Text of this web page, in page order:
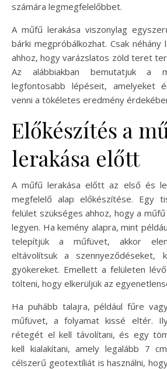
számára legmegfelelőbbet.
A műfű lerakása viszonylag
bárki megpróbálkozhat. Csak
ahhoz, hogy varázslatos zöld teret
Az alábbiakban bemutatjuk a
legfontosabb lépéseit, amelyeket
venni a tökéletes eredmény
Előkészítés a
lerakása előtt
A műfű lerakása előtt az első és
megfelelő alap előkészítése. Egy
felület szükséges ahhoz, hogy a
legyen. Ha kemény alapra, mint
telepítjük a műfüvet, akkor
eltávolítsuk a szennyeződéseket,
gyökereket. Emellett a felületen
tölteni, hogy elkerüljük az
Ha puhább talajra, például fűre
műfüvet, a folyamat kissé eltér.
rétegét el kell távolítani, és egy
kell kialakítani, amely legalább 7
célszerű geotextíliát is használni,